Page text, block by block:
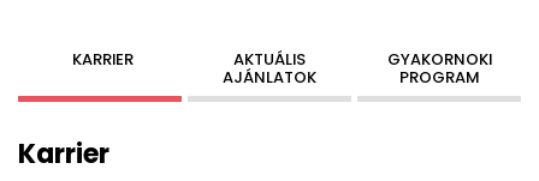
KARRIER AKTUÁLIS
AJÁNLATOK
GYAKORNOKI
PROGRAM
Karrier